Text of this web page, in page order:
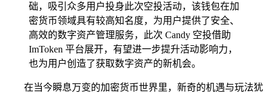
础，吸引众多用户投身此次空投活动，该钱包在加
密货币领域具有较高知名度，为用户提供了安全、
高效的数字资产管理服务，此次 Candy 空投借助
ImToken 平台展开，有望进一步提升活动影响力，
也为用户创造了获取数字资产的新机会。
在当今瞬息万变的加密货币世界里，新奇的机遇与玩法犹